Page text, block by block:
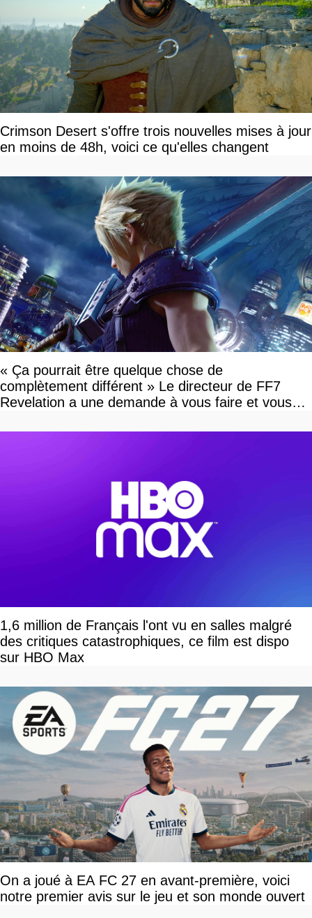
Crimson Desert s'offre trois nouvelles mises à jour
en moins de 48h, voici ce qu'elles changent
« Ça pourrait être quelque chose de
complètement différent » Le directeur de FF7
Revelation a une demande à vous faire et vous
1,6 million de Français l'ont vu en salles malgré
des critiques catastrophiques, ce film est dispo
sur HBO Max
On a joué à EA FC 27 en avant-première, voici
notre premier avis sur le jeu et son monde ouvert